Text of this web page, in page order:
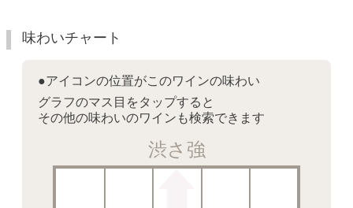
味わいチャート
●アイコンの位置がこのワインの味わい
グラフのマス目をタップすると
その他の味わいのワインも検索できます
渋さ強